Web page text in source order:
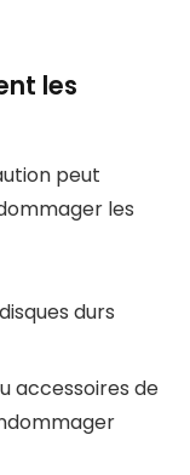
les
peut
les
durs
accessoires de